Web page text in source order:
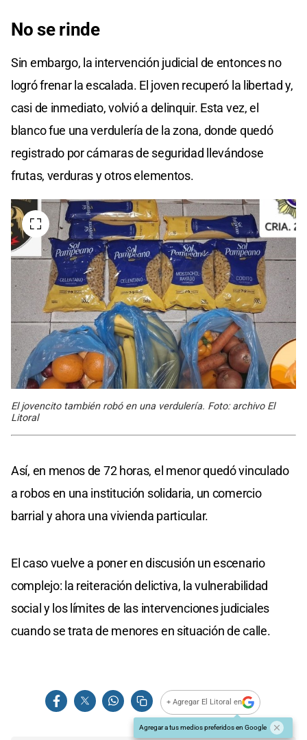
No se rinde
Sin embargo, la intervención judicial de entonces no
logró frenar la escalada. El joven recuperó la libertad y,
casi de inmediato, volvió a delinquir. Esta vez, el
blanco fue una verdulería de la zona, donde quedó
registrado por cámaras de seguridad llevándose
frutas, verduras y otros elementos.
El jovencito también robó en una verdulería. Foto: archivo El
Litoral
Así, en menos de 72 horas, el menor quedó vinculado
a robos en una institución solidaria, un comercio
barrial y ahora una vivienda particular.
El caso vuelve a poner en discusión un escenario
complejo: la reiteración delictiva, la vulnerabilidad
social y los límites de las intervenciones judiciales
cuando se trata de menores en situación de calle.
+ Agregar El Litoral en
Agregar a tus medios preferidos en Google